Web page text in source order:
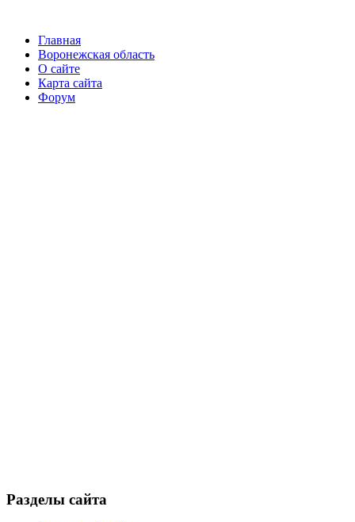
Главная
Воронежская область
О сайте
Карта сайта
Форум
Разделы сайта